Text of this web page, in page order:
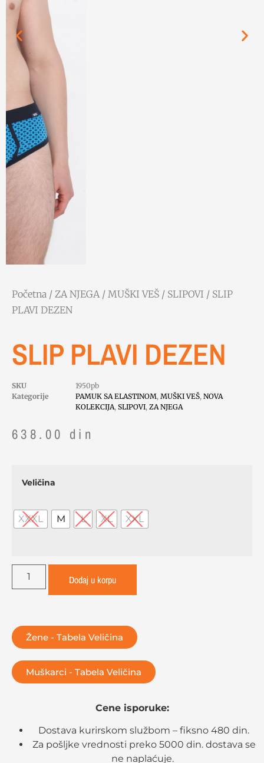
Početna / ZA NJEGA/ MUŠKI VEŠ / SLIPOVI / SLIP
PLAVI DEZEN
SLIP PLAVI DEZEN
SKU
1950pb
Kategorije
PAMUK SA ELASTINOM, MUŠKI VEŠ, NOVA
KOLEKCIJA, SLIPOVI, ZA NJEGA
638.00 din
Veličina
XXXL M L XL XXL
Dodaj u korpu
Žene - Tabela Veličina
Muškarci - Tabela Veličina
Cene isporuke:
Dostava kurirskom službom – fiksno 480 din.
Za pošljke vrednosti preko 5000 din. dostava se
ne naplaćuje.